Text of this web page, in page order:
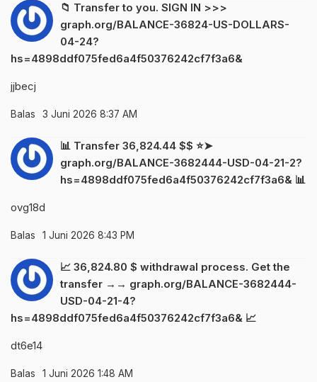
📁 Transfer to you. SIGN IN >>>
graph.org/BALANCE-36824-US-DOLLARS-
04-24?
hs=4898ddf075fed6a4f50376242cf7f3a6&
jjbecj
Balas 3 Juni 2026 8:37 AM
📊 Transfer 36,824.44 $$ ⭐➤
graph.org/BALANCE-3682444-USD-04-21-2?
hs=4898ddf075fed6a4f50376242cf7f3a6& 📊
ovg18d
Balas 1 Juni 2026 8:43 PM
📈 36,824.80 $ withdrawal process. Get the
transfer →→ graph.org/BALANCE-3682444-
USD-04-21-4?
hs=4898ddf075fed6a4f50376242cf7f3a6& 📈
dt6e14
Balas 1 Juni 2026 1:48 AM